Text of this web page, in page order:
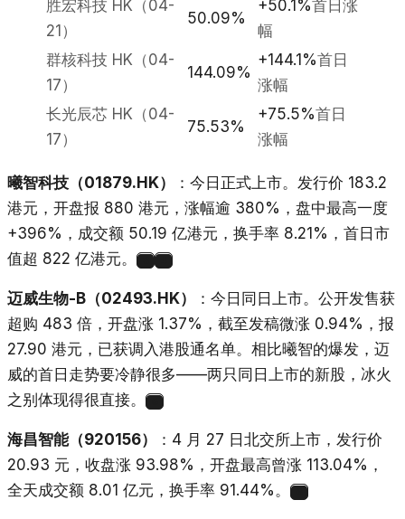
胜宏科技 HK（04-
21）
50.09%
+50.1%首日涨
幅
群核科技 HK（04-
17）
144.09%
+144.1%首日
涨幅
长光辰芯 HK（04-
17）
75.53%
+75.5%首日
涨幅
曦智科技（01879.HK）
：今日正式上市。发行价 183.2
港元，开盘报 880 港元，涨幅逾 380%，盘中最高一度
+396%，成交额 50.19 亿港元，换手率 8.21%，首日市
值超 822 亿港元。
迈威生物-B（02493.HK）
：今日同日上市。公开发售获
超购 483 倍，开盘涨 1.37%，截至发稿微涨 0.94%，报
27.90 港元，已获调入港股通名单。相比曦智的爆发，迈
威的首日走势要冷静很多——两只同日上市的新股，冰火
之别体现得很直接。
海昌智能（920156）
：4 月 27 日北交所上市，发行价
20.93 元，收盘涨 93.98%，开盘最高曾涨 113.04%，
全天成交额 8.01 亿元，换手率 91.44%。